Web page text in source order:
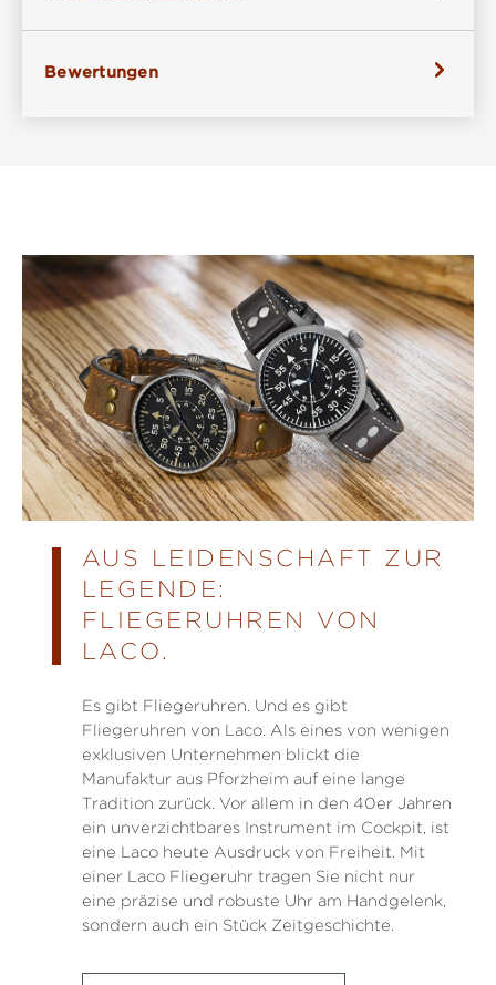
Bewertungen
AUS LEIDENSCHAFT ZUR
LEGENDE:
FLIEGERUHREN VON
LACO.
Es gibt Fliegeruhren. Und es gibt
Fliegeruhren von Laco. Als eines von wenigen
exklusiven Unternehmen blickt die
Manufaktur aus Pforzheim auf eine lange
Tradition zurück. Vor allem in den 40er Jahren
ein unverzichtbares Instrument im Cockpit, ist
eine Laco heute Ausdruck von Freiheit. Mit
einer Laco Fliegeruhr tragen Sie nicht nur
eine präzise und robuste Uhr am Handgelenk,
sondern auch ein Stück Zeitgeschichte.